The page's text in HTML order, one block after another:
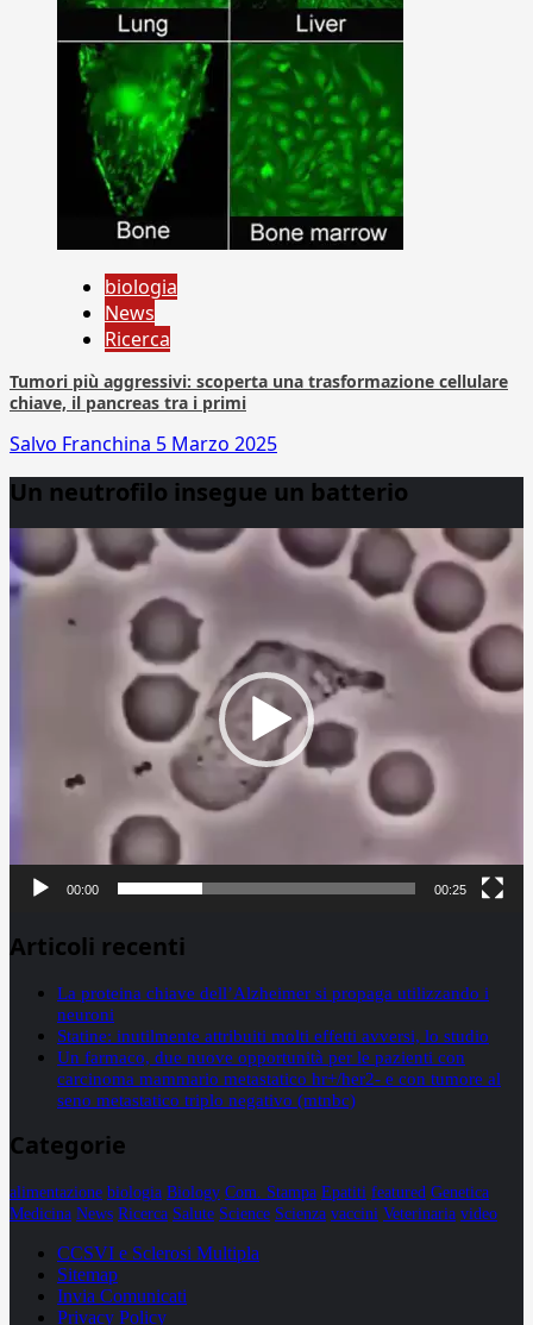
biologia
News
Ricerca
Tumori più aggressivi: scoperta una trasformazione cellulare
chiave, il pancreas tra i primi
Salvo Franchina 5 Marzo 2025
Un neutrofilo insegue un batterio
Player
00:00 00:25
Articoli recenti
La proteina chiave dell’Alzheimer si propaga utilizzando i
neuroni
Statine: inutilmente attribuiti molti effetti avversi, lo studio
Un farmaco, due nuove opportunità per le pazienti con
carcinoma mammario metastatico hr+/her2- e con tumore al
seno metastatico triplo negativo (mtnbc)
Categorie
alimentazione biologia Biology Com. Stampa Epatiti featured Genetica
Medicina News Ricerca Salute Science Scienza vaccini Veterinaria video
CCSVI e Sclerosi Multipla
Sitemap
Invia Comunicati
Privacy Policy